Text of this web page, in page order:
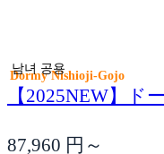
남녀 공용
Dormy Nishioji-Gojo
【2025NEW】ド
87,960 円～